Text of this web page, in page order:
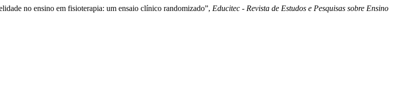
no ensino em fisioterapia: um ensaio clínico randomizado”, Educitec - Revista de Estudos e Pesquisas sobre Ensino